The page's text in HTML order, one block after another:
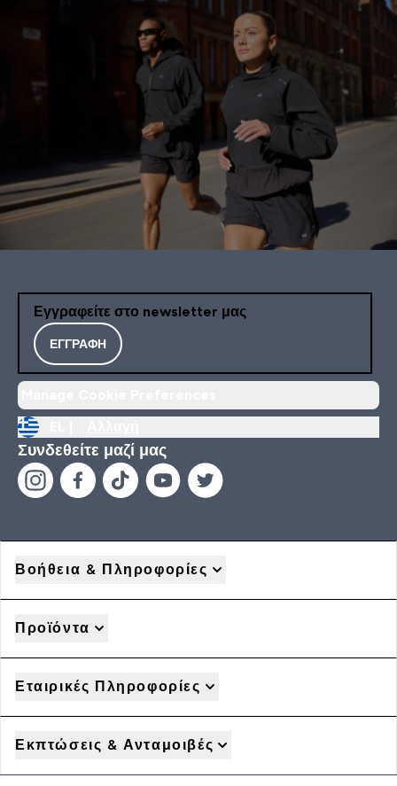
Εγγραφείτε στο newsletter μας
ΕΓΓΡΑΦΉ
Συνδεθείτε μαζί μας
Βοήθεια & Πληροφορίες
Προϊόντα
Εταιρικές Πληροφορίες
Εκπτώσεις & Ανταμοιβές